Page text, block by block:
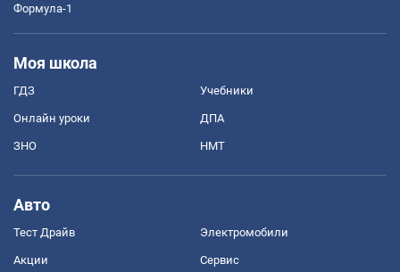
Формула-1
Моя школа
ГДЗ Учебники
Онлайн уроки ДПА
ЗНО НМТ
Авто
Тест Драйв Электромобили
Акции Сервис